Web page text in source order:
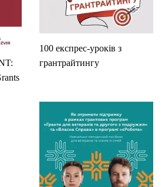
100 експрес-уроків з
грантрайтингу